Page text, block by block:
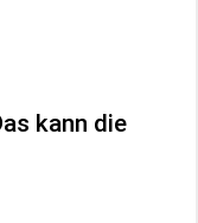
kann die